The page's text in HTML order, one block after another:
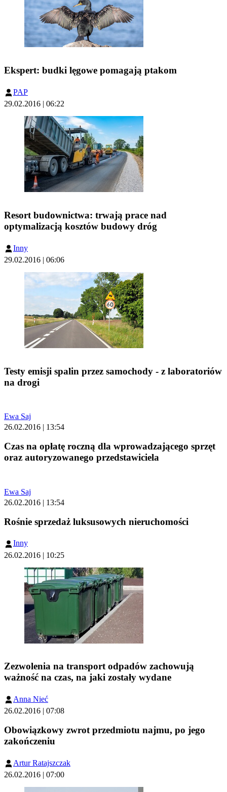
Ekspert: budki lęgowe pomagają ptakom
PAP
29.02.2016 | 06:22
Resort budownictwa: trwają prace nad
optymalizacją kosztów budowy dróg
Inny
29.02.2016 | 06:06
Testy emisji spalin przez samochody - z laboratoriów
na drogi
Ewa Saj
26.02.2016 | 13:54
Czas na opłatę roczną dla wprowadzającego sprzęt
oraz autoryzowanego przedstawiciela
Ewa Saj
26.02.2016 | 13:54
Rośnie sprzedaż luksusowych nieruchomości
Inny
26.02.2016 | 10:25
Zezwolenia na transport odpadów zachowują
ważność na czas, na jaki zostały wydane
Anna Nieć
26.02.2016 | 07:08
Obowiązkowy zwrot przedmiotu najmu, po jego
zakończeniu
Artur Ratajszczak
26.02.2016 | 07:00